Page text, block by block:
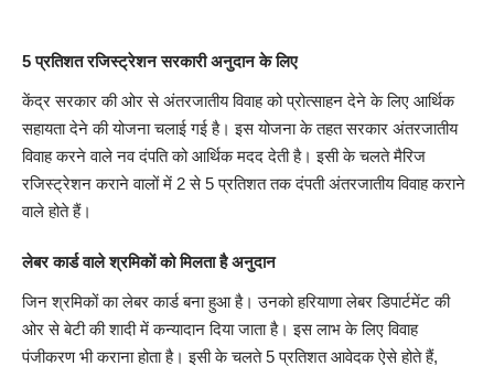
5 प्रतिशत रजिस्ट्रेशन सरकारी अनुदान के लिए
केंद्र सरकार की ओर से अंतरजातीय विवाह को प्रोत्साहन देने के लिए आर्थिक
सहायता देने की योजना चलाई गई है। इस योजना के तहत सरकार अंतरजातीय
विवाह करने वाले नव दंपति को आर्थिक मदद देती है। इसी के चलते मैरिज
रजिस्ट्रेशन कराने वालों में 2 से 5 प्रतिशत तक दंपती अंतरजातीय विवाह कराने
वाले होते हैं।
लेबर कार्ड वाले श्रमिकाें को मिलता है अनुदान
जिन श्रमिकों का लेबर कार्ड बना हुआ है। उनकोहरियाणालेबर डिपार्टमेंट की
ओर से बेटी की शादी में कन्यादान दिया जाता है। इस लाभ के लिए विवाह
पंजीकरण भी कराना होता है। इसी के चलते 5 प्रतिशत आवेदक ऐसे होते हैं,